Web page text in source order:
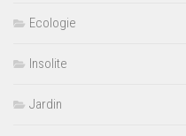
Ecologie
Insolite
Jardin